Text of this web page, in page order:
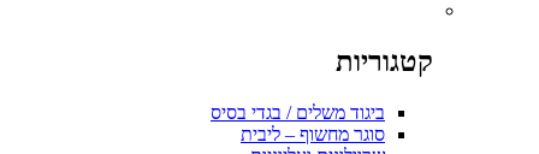
קטגוריות
ביגוד משלים / בגדי בסיס
סוגר מחשוף – ליבית